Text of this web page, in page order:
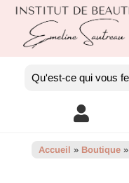

Accueil » Boutique»